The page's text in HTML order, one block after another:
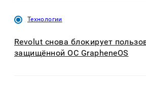
Технологии
Revolut снова блокирует
защищённой ОС GrapheneOS